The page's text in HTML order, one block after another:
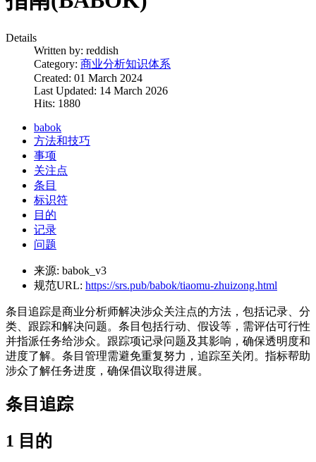
Details
Written by: reddish
Category: 商业分析知识体系
Created: 01 March 2024
Last Updated: 14 March 2026
Hits: 1880
babok
方法和技巧
事项
关注点
条目
标识符
目的
记录
问题
来源: babok_v3
规范URL: https://srs.pub/babok/tiaomu-zhuizong.html
条目追踪是商业分析师解决涉众关注点的方法，包括记录、分
类、跟踪和解决问题。条目包括行动、假设等，需评估可行性
并指派任务给涉众。跟踪项记录问题及其影响，确保透明度和
进度了解。条目管理需避免重复努力，追踪至关闭。指标帮助
涉众了解任务进度，确保倡议取得进展。
条目追踪
1 目的